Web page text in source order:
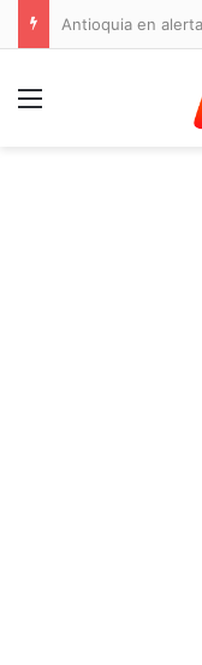
Antioquia en
Menú